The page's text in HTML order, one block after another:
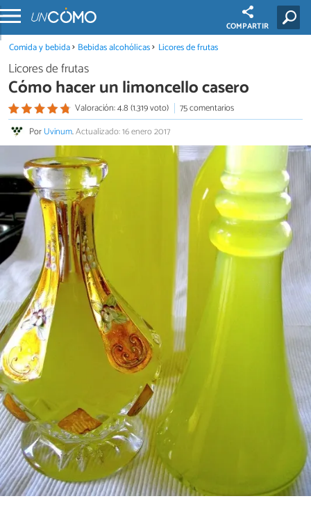
COMPARTIR
Comida y bebida Bebidas alcohólicas Licores de frutas
Licores de frutas
Cómo hacer un limoncello casero
Valoración: 4.8 (1.319 voto)
75 comentarios
PorUvinum.Actualizado: 16 enero 2017